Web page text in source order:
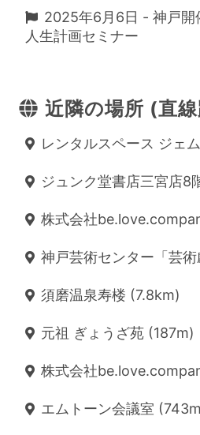
2025年6月6日 - 神戸開
人生計画セミナー
近隣の場所 (直
レンタルスペース ジェ
ジュンク堂書店三宮店8
株式会社
神戸芸術センター「芸
須磨温泉寿楼 (7.8km)
元祖 ぎょうざ苑 (187m)
株式会社
エムトーン会議室